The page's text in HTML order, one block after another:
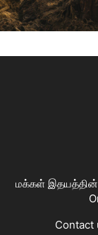
மக்கள் இதயத்தின்
Contact